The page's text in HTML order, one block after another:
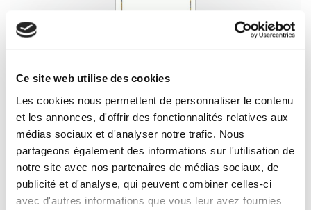
Ce site web utilise des cookies
Les cookies nous permettent de personnaliser le contenu
et les annonces, d'offrir des fonctionnalités relatives aux
médias sociaux et d'analyser notre trafic. Nous
partageons également des informations sur l'utilisation de
notre site avec nos partenaires de médias sociaux, de
publicité et d'analyse, qui peuvent combiner celles-ci
avec d'autres informations que vous leur avez fournies
La Résistance, l'éducation et la culture